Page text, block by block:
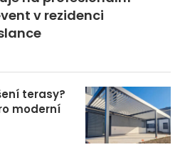
v rezidenci
terasy?
moderní